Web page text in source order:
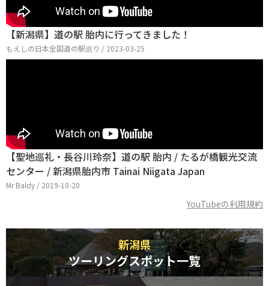
【新潟県】道の駅 胎内に行ってきました！
もえしの日本全国道の駅巡り / 2023-03-25
【聖地巡礼・長谷川玲奈】道の駅 胎内 / たるが橋観光交流
センター / 新潟県胎内市 Tainai Niigata Japan
Mr Baldy / 2019-10-20
YouTubeの利用規約
新潟県
ツーリングスポット一覧